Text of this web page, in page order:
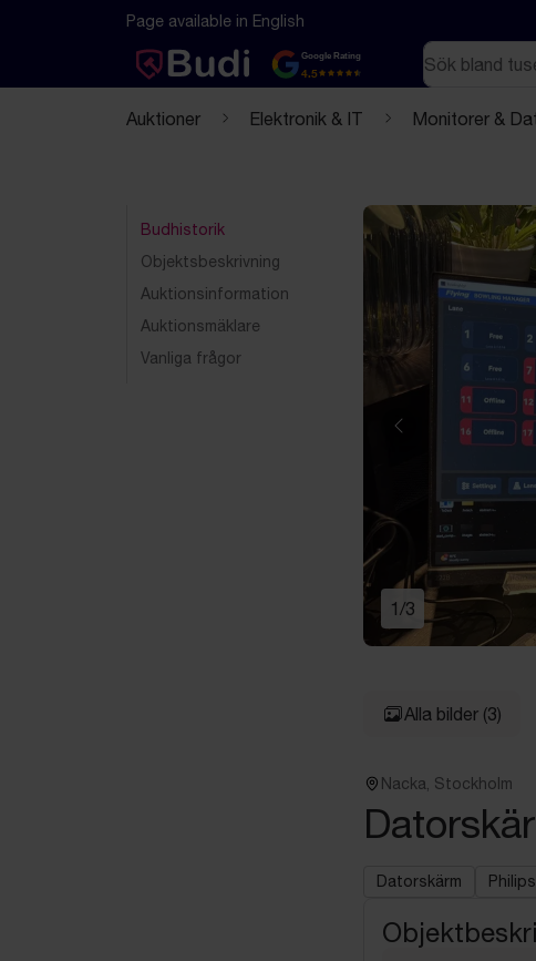
Hoppa till innehåll
Textbaserad (markdown) version av denna sida
Page available in English
Google Rating
4.5
Sök
Auktioner Elektronik & IT Monitorer &
Budhistorik
Objektsbeskrivning
Auktionsinformation
Auktionsmäklare
Vanliga frågor
Föregående
1 /3
Alla bilder (3)
Nacka, Stockholm
Datorskärm Philips